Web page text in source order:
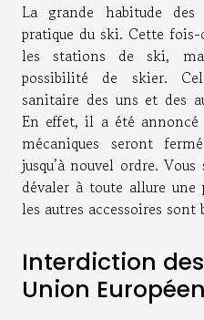
La grande habitude
pratique du ski. Cette
les stations de ski,
possibilité de skier.
sanitaire des uns et des
En effet, il a été annoncé
mécaniques seront
jusqu’à nouvel ordre.
dévaler à toute allure
les autres accessoires sont
Interdiction
Union